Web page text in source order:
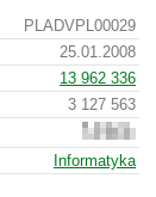
PLADVPL00029
25.01.2008
13 962 336
3 127 563
594
563
Informatyka